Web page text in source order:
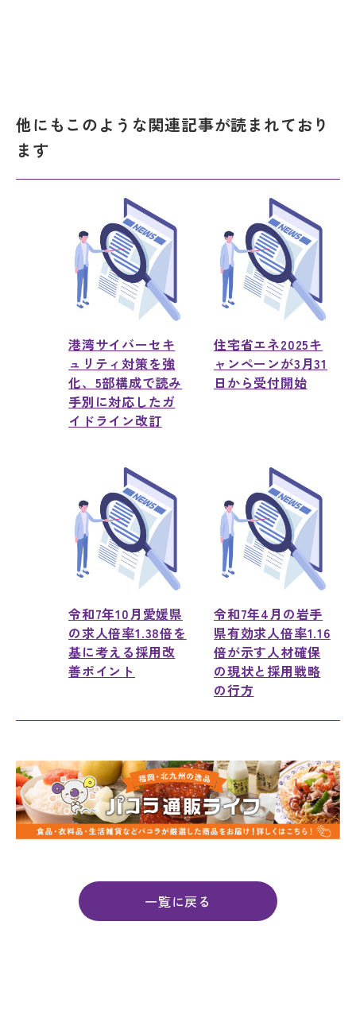
他にもこのような関連記事が読まれており
ます
港湾サイバーセキ
ュリティ対策を強
化、5部構成で読み
手別に対応したガ
イドライン改訂
住宅省エネ2025キ
ャンペーンが3月31
日から受付開始
令和7年10月愛媛県
の求人倍率1.38倍を
基に考える採用改
善ポイント
令和7年4月の岩手
県有効求人倍率1.16
倍が示す人材確保
の現状と採用戦略
の行方
一覧に戻る